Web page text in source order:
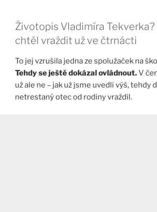
Životopis Vladimíra Tekverka?
chtěl vraždit už ve čtrnácti
To jej vzrušila jedna ze spolužaček na
Tehdy se ještě dokázal ovládnout.V
už ale ne – jak už jsme uvedli výš, tehdy
netrestaný otec od rodiny vraždil.